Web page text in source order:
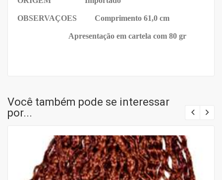
OBSERVAÇOES Comprimento 61,0 cm
Apresentação em cartela com 80 gr
Você também pode se interessar
por...